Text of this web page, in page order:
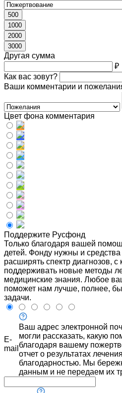
500
1000
2000
3000
Другая сумма
₽
Как вас зовут?
Ваши комментарии и
Цвет фона комментария
Поддержите Русфонд
Только благодаря вашей
детей. Фонду нужны и
расширять спектр диагнозов,
поддерживать новые методы
медицинские знания. Любое
поможет нам лучше, полнее,
задачи.
E-
mail
Ваш адрес электронной
могли рассказать, какую
благодаря вашему
отчет о результатах
благодарностью. Мы
данным и не передаем их